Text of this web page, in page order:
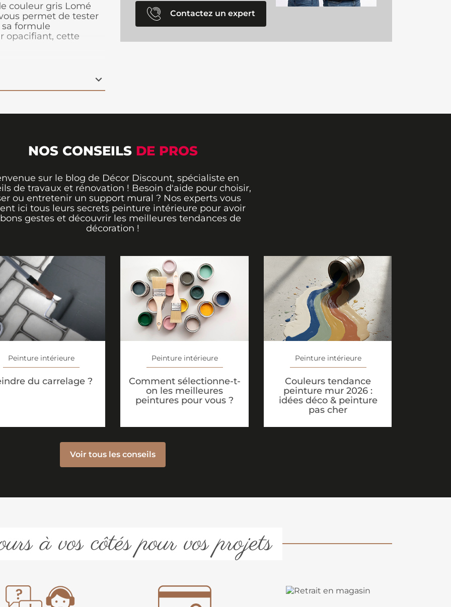
couleur gris Lomé
permet de tester
formule
opacifiant, cette
l'élégance du gris
Disponible en
Ripolin
Contactez un expert
NOS CONSEILS DE PROS
sur le blog de Décor Discount, spécialiste en
de travaux et rénovation ! Besoin d'aide pour choisir,
ou entretenir un support mural ? Nos experts vous
ici tous leurs secrets peinture intérieure pour avoir
gestes et découvrir les meilleures tendances de
décoration !
Peinture intérieure
du carrelage ?
Peinture intérieure
Comment sélectionne-t-
on les meilleures
peintures pour vous ?
Peinture intérieure
Couleurs tendance
peinture mur 2026 :
idées déco & peinture
pas cher
Voir tous les conseils
à vos côtés pour vos projets